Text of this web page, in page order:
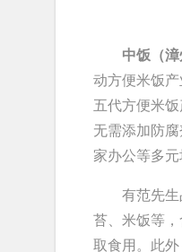
中饭（
动方便米饭
五代方便米
无需添加防
家办公等多元
有范先生品
苔、米饭等
取食用。此